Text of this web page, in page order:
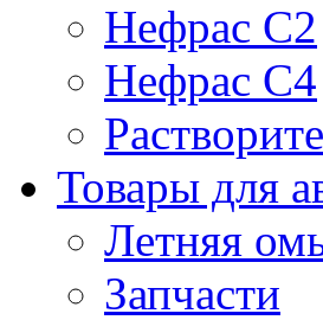
Нефрас С2
Нефрас С4
Товары для
Летняя
Запчасти